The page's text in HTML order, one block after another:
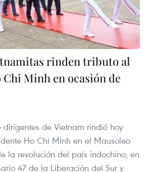
rinden tributo al
Minh en ocasión de
de Vietnam rindió hoy
Ho Chi Minh en el Mausoleo
la revolución del país indochino, en
47 de la Liberación del Sur y